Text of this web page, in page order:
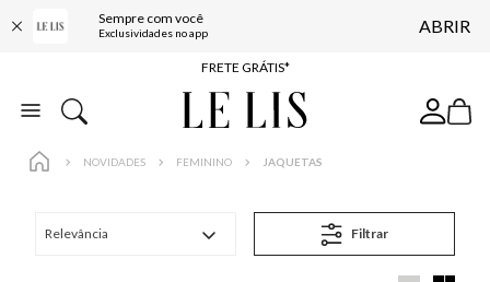
Sempre com você
Exclusividades no app ABRIR
ENTREGA EXPRESSA*
FRETE GRÁTIS*
BAIXE O APP
NOVIDADES FEMININO JAQUETAS
Relevância Filtrar